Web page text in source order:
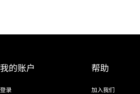
我的账户
登录
帮助
加入我们